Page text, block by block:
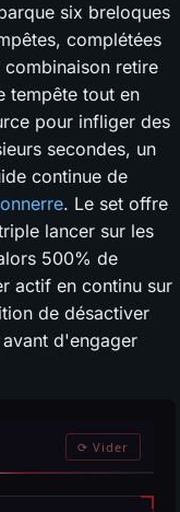
six breloques
complétées
combinaison retire
tempête tout en
pour infliger des
secondes, un
continue de
. Le set offre
lancer sur les
500% de
actif en continu sur
de désactiver
d'engager